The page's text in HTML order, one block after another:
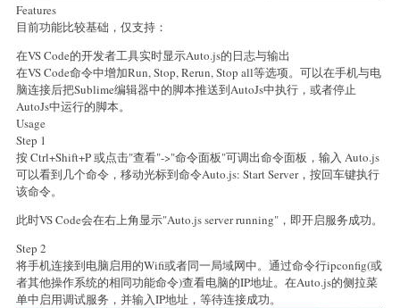
Features
目前功能比较基础，仅支持：
在VS Code的开发者工具实时显示Auto.js的日志与输出
在VS Code命令中增加Run, Stop, Rerun, Stop all等选项。可以在手机与电
脑连接后把Sublime编辑器中的脚本推送到AutoJs中执行，或者停止
AutoJs中运行的脚本。
Usage
Step 1
按 Ctrl+Shift+P 或点击"查看"->"命令面板"可调出命令面板，输入 Auto.js
可以看到几个命令，移动光标到命令Auto.js: Start Server，按回车键执行
该命令。
此时VS Code会在右上角显示"Auto.js server running"，即开启服务成功。
Step 2
将手机连接到电脑启用的Wifi或者同一局域网中。通过命令行ipconfig(或
者其他操作系统的相同功能命令)查看电脑的IP地址。在Auto.js的侧拉菜
单中启用调试服务，并输入IP地址，等待连接成功。